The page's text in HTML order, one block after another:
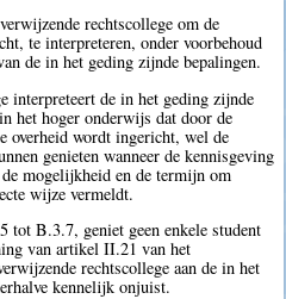
rechtscollege om de
te interpreteren, onder voorbehoud
de in het geding zijnde bepalingen.
interpreteert de in het geding zijnde
het hoger onderwijs dat door de
overheid wordt ingericht, wel de
genieten wanneer de kennisgeving
mogelijkheid en de termijn om
wijze vermeldt.
tot B.3.7, geniet geen enkele student
van artikel II.21 van het
rechtscollege aan de in het
kennelijk onjuist.